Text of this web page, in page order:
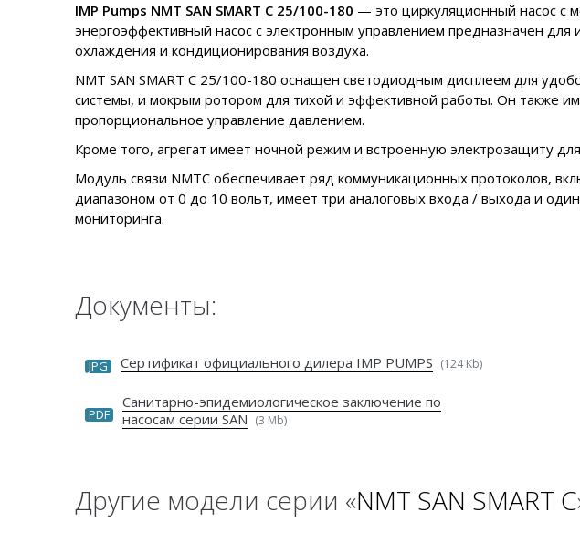
IMP Pumps NMT SAN SMART C 25/100-180 — это циркуляционный насос с
энергоэффективный насос с электронным управлением предназначен
охлаждения и кондиционирования воздуха.
NMT SAN SMART C 25/100-180 оснащен светодиодным дисплеем для
системы, и мокрым ротором для тихой и эффективной работы. Он также
пропорциональное управление давлением.
Кроме того, агрегат имеет ночной режим и встроенную электрозащиту
Модуль связи NMTC обеспечивает ряд коммуникационных протоколов,
диапазоном от 0 до 10 вольт, имеет три аналоговых входа / выхода и
мониторинга.
Документы:
JPG Сертификат официального дилера IMP PUMPS (124 Kb)
PDF
Санитарно-эпидемиологическое заключение по
насосам серии SAN (3 Mb)
Другие модели серии «NMT SAN SMART C